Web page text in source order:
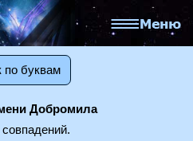
по буквам
Добромила
совпадений.